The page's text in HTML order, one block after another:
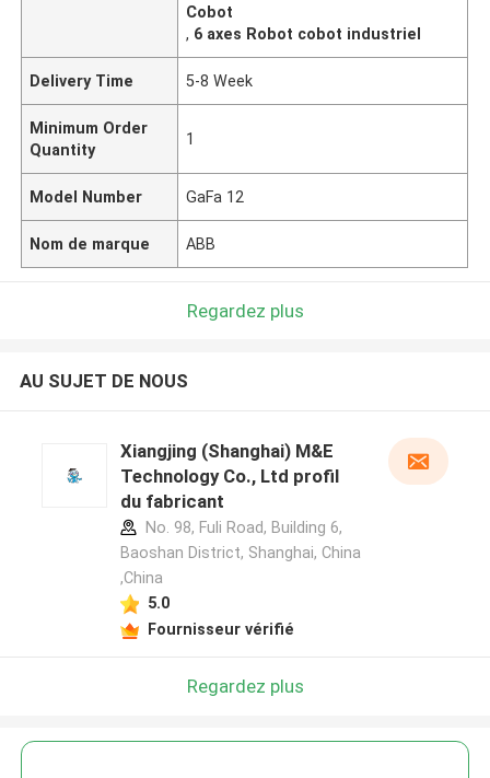
Cobot
, 6 axes Robot cobot industriel
Delivery Time 5-8 Week
Minimum Order
Quantity
1
Model Number GaFa 12
Nom de marque ABB
Regardez plus
AU SUJET DE NOUS
Xiangjing (Shanghai) M&E
Technology Co., Ltd profil
du fabricant
No. 98, Fuli Road, Building 6,
Baoshan District, Shanghai, China
,China
5.0
Fournisseur vérifié
Regardez plus